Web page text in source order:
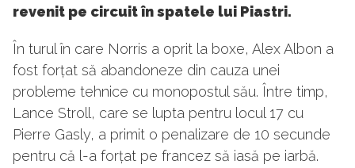
revenit pe circuit în spatele lui Piastri.
În turul în care Norris a oprit la boxe, Alex Albon a
fost forțat să abandoneze din cauza unei
probleme tehnice cu monopostul său. Între timp,
Lance Stroll, care se lupta pentru locul 17 cu
Pierre Gasly, a primit o penalizare de 10 secunde
pentru că l-a forțat pe francez să iasă pe iarbă.